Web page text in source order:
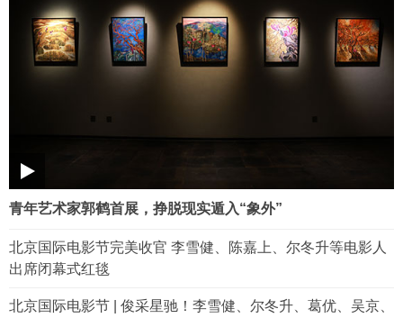
青年艺术家郭鹤首展，挣脱现实遁入“象外”
北京国际电影节完美收官 李雪健、陈嘉上、尔冬升等电影人
出席闭幕式红毯
北京国际电影节 | 俊采星驰！李雪健、尔冬升、葛优、吴京、